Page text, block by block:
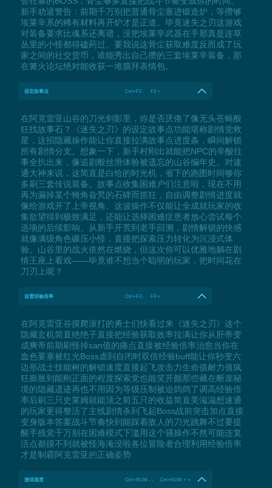
新手劝退警告：前期千万别把普通骨尘塞进锻造炉，等攒够
埃莱辛系的稀有材料再开炉才是正道。毕竟迷失之刃这游戏
对装备要求比魂系还离谱，没把埃莱辛武器在手那真是连草
丛里的小怪都得磕药过。要我说这骨尘获取难度反而成了玩
家之间的社交货币，谁能秀出自己攒的三套埃莱辛装备，那
在篝火论坛绝对能收获一堆膜拜表情包。
设定故事点 Ctrl+F2 - F2 +
在阿克雷亚山谷的刀光剑影里，你是否厌倦了像无头苍蝇般
狂找故事石？《迷失之刃》的设定故事点功能堪称剧情党救
星，这招隐藏操作能让你直接拉满故事点进度条，瞬间解锁
所有剧情分支。想象一下，新手村刚出就能把NPC的辛酸往
事全扒出来，像追剧般丝滑体验被遗忘的山谷编年史。对速
通大神来说，这简直是白给的时光机，省下的跑图时间够你
多刷三套传说装备。故事点收集困难户们注意啦，现在不用
再为漏掉某个犄角旮旯的石碑而抓狂，自由调整剧情进度就
像给游戏开了上帝视角。这波操作不仅能让全成就玩家的收
集欲望得到极致满足，还能让选择困难症患者放心尝试每个
选项的后续影响。从新手开荒到老手回溯，剧情解锁的快感
就像满级角色碾压小怪，直接把探索压力转化为沉浸式体
验。山谷里的战火依然在燃烧，但这次你可以优雅地躺在剧
情王座上看戏——毕竟谁不想当个聪明的玩家，把时间花在
刀刃上呢？
设置经验倍率 Ctrl+F3 - F3 +
在阿克雷亚谷摸爬滚打的勇士们快看过来《迷失之刃》这个
隐藏玄机简直绝绝子直接把经验获取效率拉满让你从肝帝变
成爽帝前期刷怪掉san值的痛点直接被经验倍率治愈当你在
血色要塞被红光Boss虐到自闭时双倍经验buff能让你秒变六
边形战士技能树的解锁速度直接起飞攻击力生命值耐力值疯
狂膨胀到能刚正面的程度探索党也能笑开颜那些藏在断崖秘
境的隐藏遗迹再也不用因为等级压制被迫鸽鸽了调高经验倍
率后刷三只史莱姆就能顶之前五只的收益简直美滋滋想速通
的玩家更得整活了主线剧情杀到飞起Boss战前突击加点直接
变身版本答案战斗节奏快到能踩着敌人的刀光跳舞不过要提
醒手残党千万别在困难模式下滥用这个骚操作不然可能连复
活点都摸不到就被怪海淹没啦各位冒险者合理利用经验倍率
才是制霸阿克雷亚的正确姿势
游戏速度 Ctrl+NUM - - Ctrl+NUM + +